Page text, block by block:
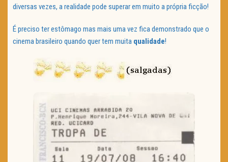
diversas vezes, a realidade pode superar em muito a própria ficção!
É preciso ter estômago mas mais uma vez fica demonstrado que o
cinema brasileiro quando quer tem muita qualidade!